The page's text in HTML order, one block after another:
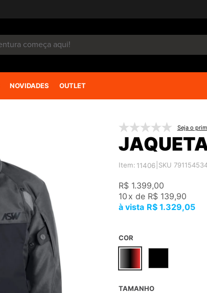
NOVIDADES OUTLET
Seja o
Item: 11406 SKU
R$ 1.399,00
10 x de R$ 139,90
R$ 1.329,05
COR
TAMANHO